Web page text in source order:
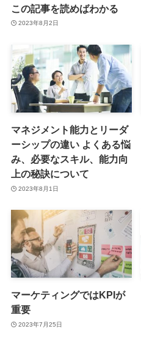
この記事を読めばわかる
2023年8月2日
マネジメント能力とリーダ
ーシップの違い よくある悩
み、必要なスキル、能力向
上の秘訣について
2023年8月1日
マーケティングではKPIが
重要
2023年7月25日